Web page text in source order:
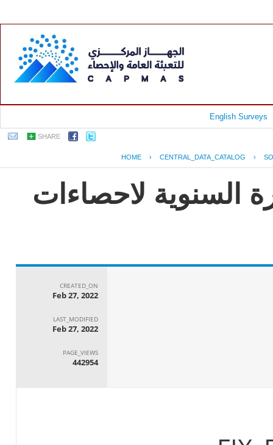
English Surveys
SHARE
HOME › CENTRAL_DATA_CATALOG ›
السنوية لاحصاءات
CREATED_ON
Feb 27, 2022
LAST_MODIFIED
Feb 27, 2022
PAGE_VIEWS
442954